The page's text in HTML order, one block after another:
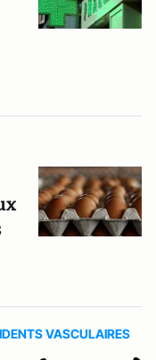
VASCULAIRES